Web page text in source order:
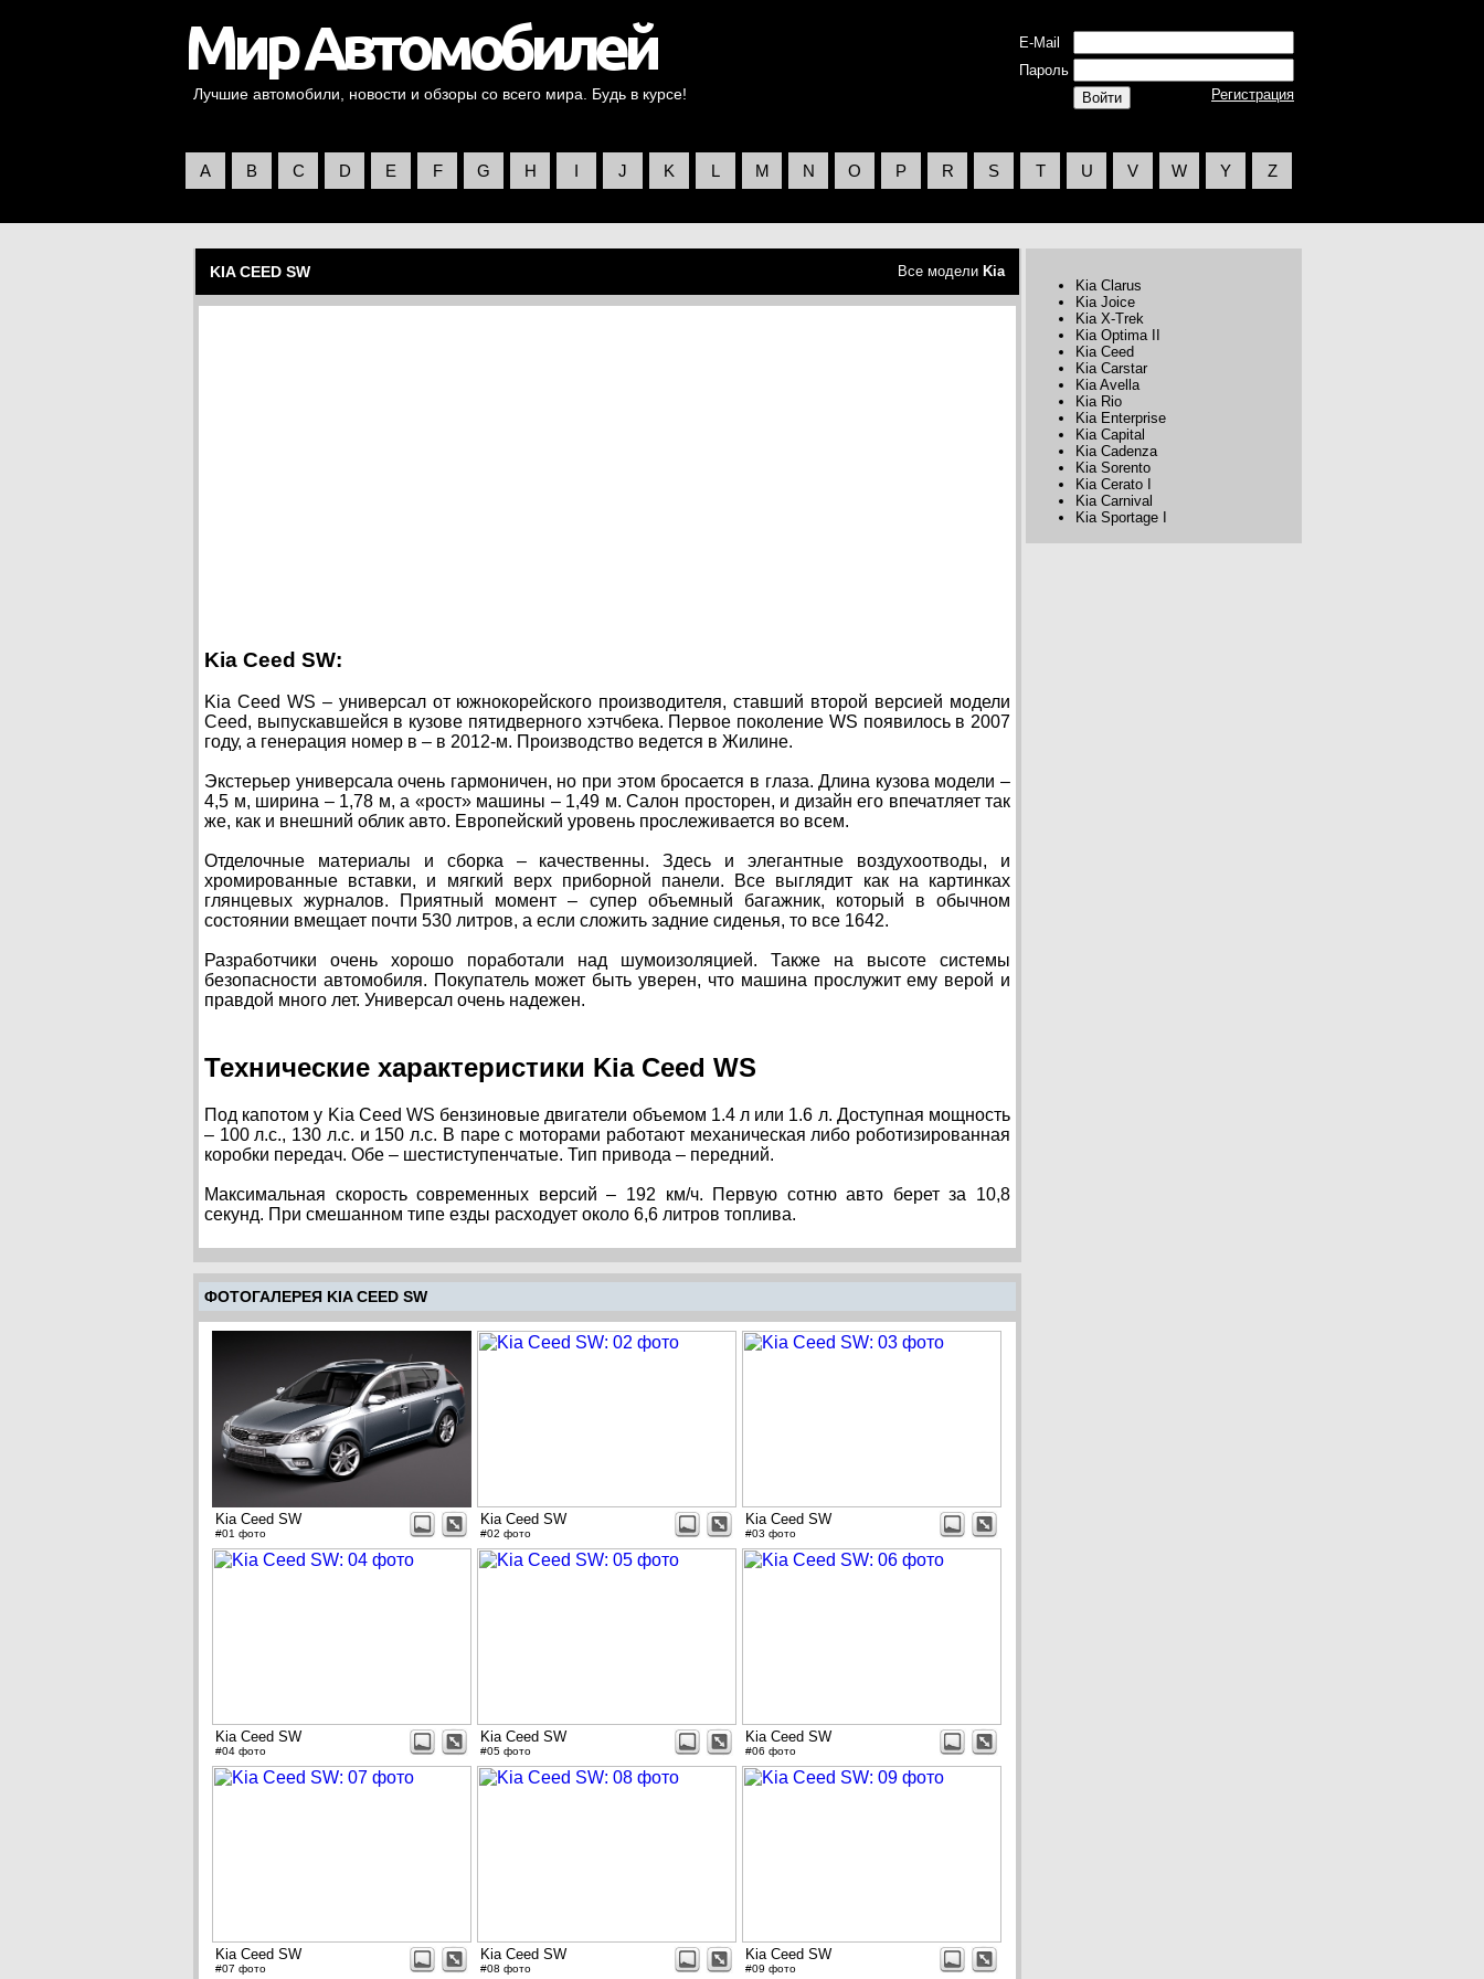
Лучшие автомобили, новости и обзоры со всего мира. Будь в курсе!
E-Mail
Пароль
Регистрация
A B C D E F G H I J K L M N O P R S T U V W Y Z
KIA CEED SW Все модели Kia
Kia Ceed SW:
Kia Ceed WS – универсал от южнокорейского производителя, ставший второй версией модели
Ceed, выпускавшейся в кузове пятидверного хэтчбека. Первое поколение WS появилось в 2007
году, а генерация номер в – в 2012-м. Производство ведется в Жилине.
Экстерьер универсала очень гармоничен, но при этом бросается в глаза. Длина кузова модели –
4,5 м, ширина – 1,78 м, а «рост» машины – 1,49 м. Салон просторен, и дизайн его впечатляет так
же, как и внешний облик авто. Европейский уровень прослеживается во всем.
Отделочные материалы и сборка – качественны. Здесь и элегантные воздухоотводы, и
хромированные вставки, и мягкий верх приборной панели. Все выглядит как на картинках
глянцевых журналов. Приятный момент – супер объемный багажник, который в обычном
состоянии вмещает почти 530 литров, а если сложить задние сиденья, то все 1642.
Разработчики очень хорошо поработали над шумоизоляцией. Также на высоте системы
безопасности автомобиля. Покупатель может быть уверен, что машина прослужит ему верой и
правдой много лет. Универсал очень надежен.
Технические характеристики Kia Ceed WS
Под капотом у Kia Ceed WS бензиновые двигатели объемом 1.4 л или 1.6 л. Доступная мощность
– 100 л.с., 130 л.с. и 150 л.с. В паре с моторами работают механическая либо роботизированная
коробки передач. Обе – шестиступенчатые. Тип привода – передний.
Максимальная скорость современных версий – 192 км/ч. Первую сотню авто берет за 10,8
секунд. При смешанном типе езды расходует около 6,6 литров топлива.
ФОТОГАЛЕРЕЯ KIA CEED SW
Kia Ceed SW
#01 фото
Kia Ceed SW
#02 фото
Kia Ceed SW
#03 фото
Kia Ceed SW
#04 фото
Kia Ceed SW
#05 фото
Kia Ceed SW
#06 фото
Kia Ceed SW
#07 фото
Kia Ceed SW
#08 фото
Kia Ceed SW
#09 фото
Kia Clarus
Kia Joice
Kia X-Trek
Kia Optima II
Kia Ceed
Kia Carstar
Kia Avella
Kia Rio
Kia Enterprise
Kia Capital
Kia Cadenza
Kia Sorento
Kia Cerato I
Kia Carnival
Kia Sportage I